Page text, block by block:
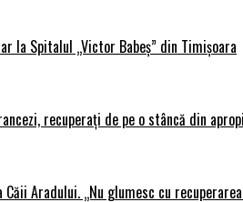
la Spitalul „Victor Babeș” din Timișoara
recuperați de pe o stâncă din
Aradului. „Nu glumesc cu